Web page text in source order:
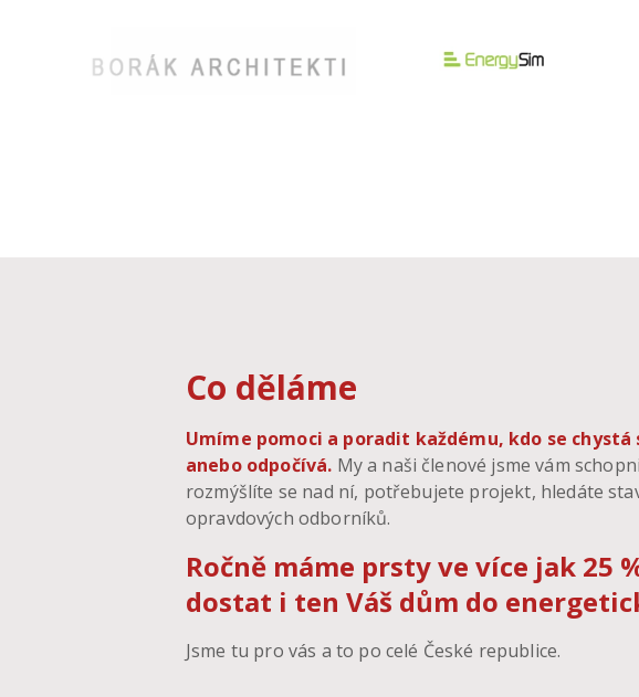
Co děláme
Umíme pomoci a poradit každému, kdo se
anebo odpočívá. My a naši členové jsme vám
rozmýšlíte se nad ní, potřebujete projekt, hledáte
opravdových odborníků.
Ročně máme prsty ve více jak 25
dostat i ten Váš dům do
Jsme tu pro vás a to po celé České republice.